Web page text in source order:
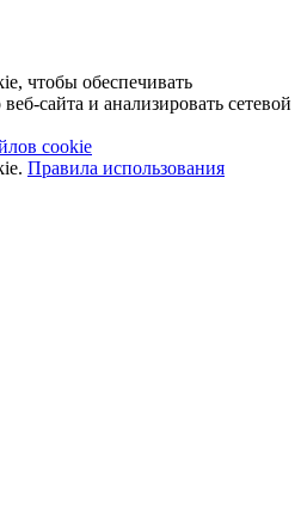
чтобы обеспечивать
сайта и анализировать сетевой
cookie
Правила использования